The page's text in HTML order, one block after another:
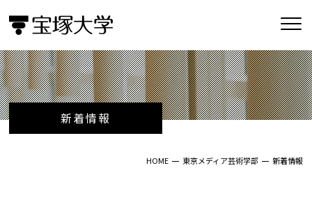
新着情報
HOME 東京メディア芸術学部 新着情報